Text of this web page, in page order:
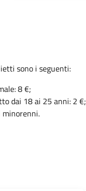
sono i seguenti:
8 €;
dai 18 ai 25 anni: 2 €;